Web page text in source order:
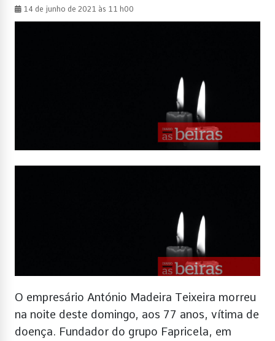
14 de junho de 2021 às 11 h00
O empresário António Madeira Teixeira morreu
na noite deste domingo, aos 77 anos, vítima de
doença. Fundador do grupo Fapricela, em